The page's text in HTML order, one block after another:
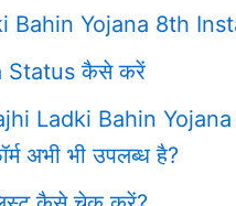
Bahin Yojana 8th
Status कैसे करें
Ladki Bahin
अभी भी उपलब्ध है?